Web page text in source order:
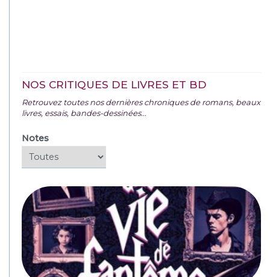
NOS CRITIQUES DE LIVRES ET BD
Retrouvez toutes nos dernières chroniques de romans, beaux
livres, essais, bandes-dessinées...
Notes